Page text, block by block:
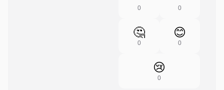
0 0
🤔
0
😊
0
😢
0